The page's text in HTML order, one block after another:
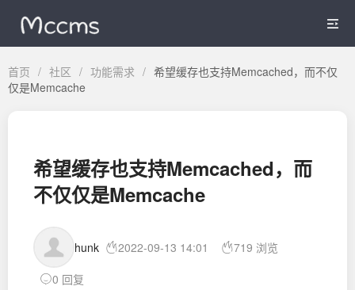

首页 / 社区 / 功能需求 / 希望缓存也支持Memcached，而不仅
仅是Memcache
希望缓存也支持Memcached，而
不仅仅是Memcache
hunk 2022-09-13 14:01
719 浏览
0 回复